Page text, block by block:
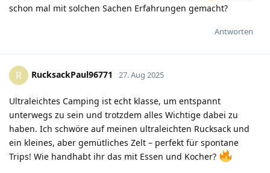
schon mal mit solchen Sachen Erfahrungen gemacht?
Antworten
R RucksackPaul96771 27. Aug 2025
Ultraleichtes Camping ist echt klasse, um entspannt
unterwegs zu sein und trotzdem alles Wichtige dabei zu
haben. Ich schwöre auf meinen ultraleichten Rucksack und
ein kleines, aber gemütliches Zelt – perfekt für spontane
Trips! Wie handhabt ihr das mit Essen und Kocher?